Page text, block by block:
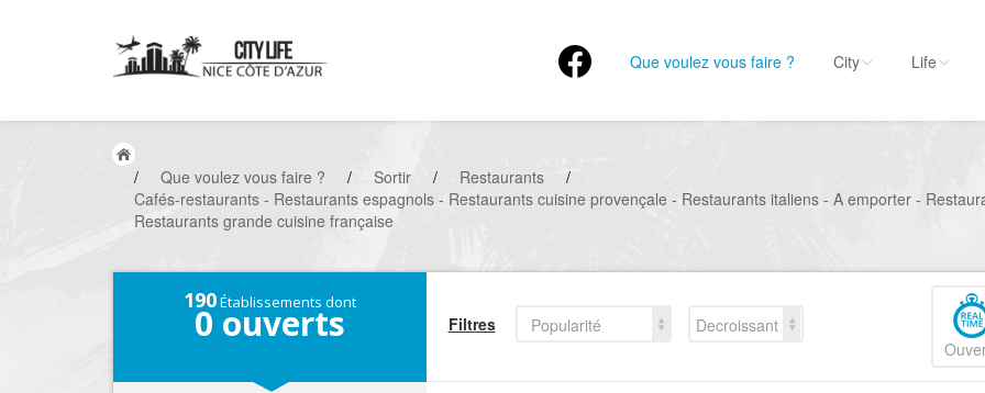
Que voulez vous faire ? City Life
/ Que voulez vous faire ? / Sortir / Restaurants
/
Cafés-restaurants - Restaurants espagnols - Restaurants cuisine provençale - Restaurants italiens - A emporter -
Restaurants grande cuisine française
190Établissements dont
0 ouverts Filtres Popularité
Decroissant